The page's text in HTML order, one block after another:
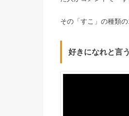
その「すこ」の種類
好きになれと言